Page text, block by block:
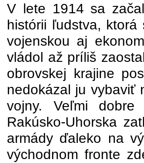
V lete 1914 sa
histórii ľudstva,
vojenskou aj
vládol až príliš
obrovskej krajine
nedokázal ju vybaviť
vojny. Veľmi dobre
Rakúsko-Uhorska
armády ďaleko na
východnom fronte